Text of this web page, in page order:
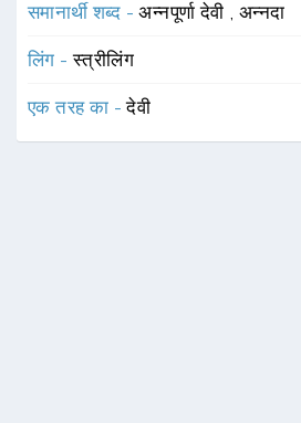
समानार्थी शब्द -अन्नपूर्णा देवी , अन्नदा
लिंग -स्त्रीलिंग
एक तरह का -देवी